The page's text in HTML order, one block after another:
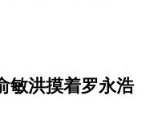
敏洪摸着罗永浩